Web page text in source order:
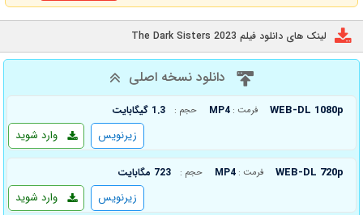
لینک های دانلود فیلم The Dark Sisters 2023
دانلود نسخه اصلی
WEB-DL 1080p فرمت : MP4 حجم : 1.3 گیگابایت
وارد شوید زیرنویس
WEB-DL 720p فرمت : MP4 حجم : 723 مگابایت
وارد شوید زیرنویس